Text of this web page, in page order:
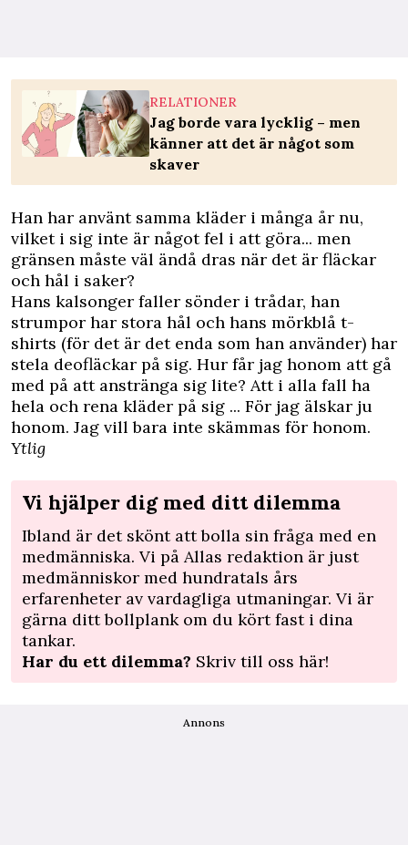
RELATIONER
Jag borde vara lycklig – men
känner att det är något som
skaver
Han har använt samma kläder i många år nu,
vilket i sig inte är något fel i att göra... men
gränsen måste väl ändå dras när det är fläckar
och hål i saker?
Hans kalsonger faller sönder i trådar, han
strumpor har stora hål och hans mörkblå t-
shirts (för det är det enda som han använder) har
stela deofläckar på sig. Hur får jag honom att gå
med på att anstränga sig lite? Att i alla fall ha
hela och rena kläder på sig ... För jag älskar ju
honom. Jag vill bara inte skämmas för honom.
Ytlig
Vi hjälper dig med ditt dilemma
Ibland är det skönt att bolla sin fråga med en
medmänniska. Vi på Allas redaktion är just
medmänniskor med hundratals års
erfarenheter av vardagliga utmaningar. Vi är
gärna ditt bollplank om du kört fast i dina
tankar.
Har du ett dilemma? Skriv till oss här!
Annons